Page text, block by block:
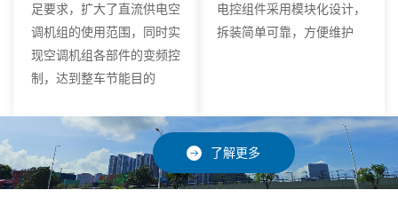
足要求，扩大了直流供电空
调机组的使用范围，同时实
现空调机组各部件的变频控
制，达到整车节能目的
电控组件采用模块化设计，
拆装简单可靠，方便维护
了解更多